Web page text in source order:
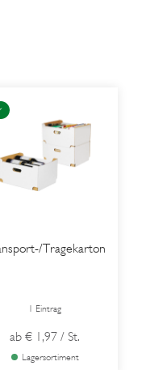
Tragekarton
1 Eintrag
ab € 1,97 / St.
Lagersortiment